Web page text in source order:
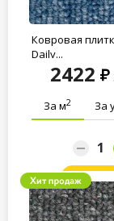
Ковровая
Daily...
2422
За м2 За